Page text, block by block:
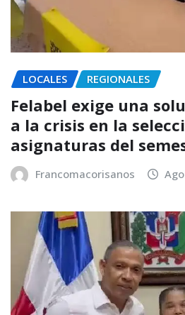
LOCALES REGIONALES
Felabel exige una
a la crisis en la
asignaturas del
Francomacorisanos